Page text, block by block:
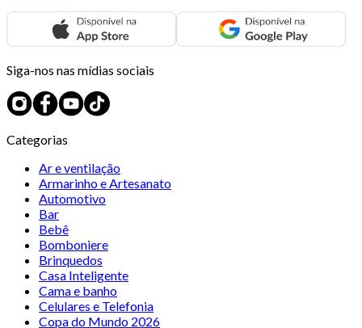
Siga-nos nas mídias sociais
Categorias
Ar e ventilação
Armarinho e Artesanato
Automotivo
Bar
Bebê
Bomboniere
Brinquedos
Casa Inteligente
Cama e banho
Celulares e Telefonia
Copa do Mundo 2026